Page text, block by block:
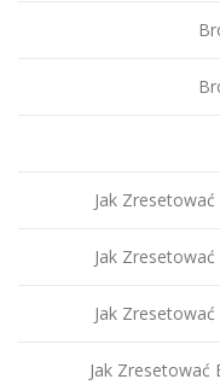
Jak
Jak
Jak
Jak Zresetować